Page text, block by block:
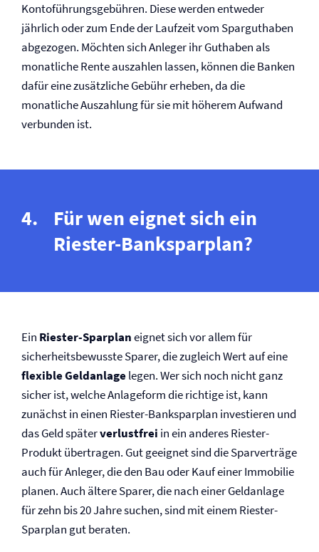
Kontoführungsgebühren. Diese werden entweder
jährlich oder zum Ende der Laufzeit vom Sparguthaben
abgezogen. Möchten sich Anleger ihr Guthaben als
monatliche Rente auszahlen lassen, können die Banken
dafür eine zusätzliche Gebühr erheben, da die
monatliche Auszahlung für sie mit höherem Aufwand
verbunden ist.
Für wen eignet sich ein
Riester-Banksparplan?
Ein Riester-Sparplaneignet sich vor allem für
sicherheitsbewusste Sparer, die zugleich Wert auf eine
flexible Geldanlagelegen. Wer sich noch nicht ganz
sicher ist, welche Anlageform die richtige ist, kann
zunächst in einen Riester-Banksparplan investieren und
das Geld späterverlustfrei in ein anderes Riester-
Produkt übertragen. Gut geeignet sind die Sparverträge
auch für Anleger, die den Bau oder Kauf einer Immobilie
planen. Auch ältere Sparer, die nach einer Geldanlage
für zehn bis 20 Jahre suchen, sind mit einem Riester-
Sparplan gut beraten.